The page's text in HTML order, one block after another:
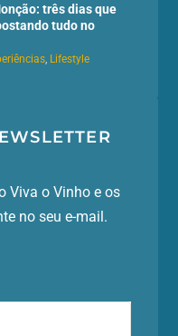
três dias que
tudo no
, Lifestyle
Viva o Vinho e os
no seu e-mail.